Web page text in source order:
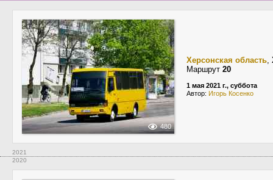
480
Херсонская область,
Маршрут 20
1 мая 2021 г., суббота
Автор: Игорь Косенко
2021
2020